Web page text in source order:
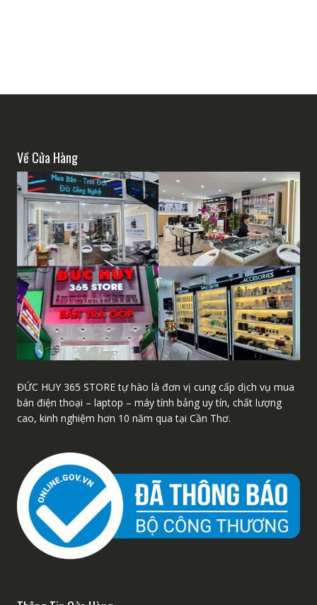
Về Cửa Hàng
ĐỨC HUY 365 STORE tự hào là đơn vị cung cấp dịch vụ mua
bán điện thoại – laptop – máy tính bảng uy tín, chất lượng
cao, kinh nghiệm hơn 10 năm qua tại Cần Thơ.